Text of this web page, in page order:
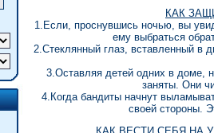
КАК
1.Если, проснувшись ночью, вы
ему выбраться
2.Стеклянный глаз, вставленный в
3.Оставляя детей одних в доме,
заняты. Они
4.Когда бандиты начнут
своей стороны.